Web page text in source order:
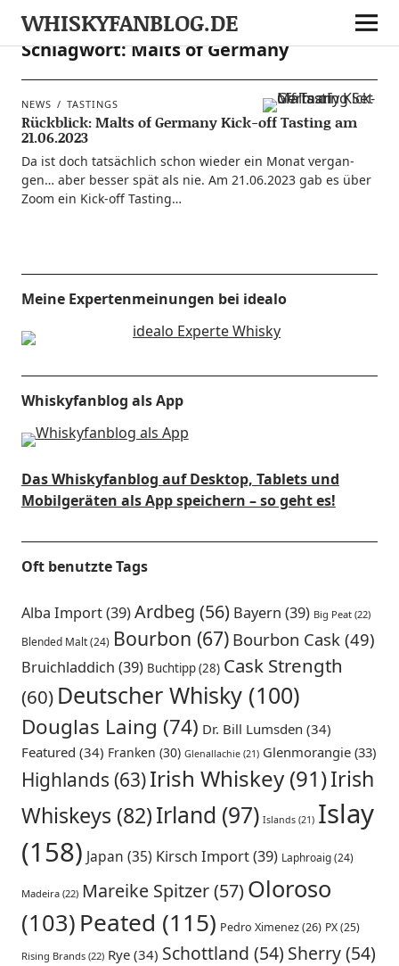
WHISKYFANBLOG.DE
Schlagwort:Malts of Germany
NEWS TASTINGS
Rückblick: Malts of Germany Kick-off Tasting am
21.06.2023
Da ist doch tat­säch­lich schon wie­der ein Monat ver­gan­
gen… aber bes­ser spät als nie. Am 21.06.2023 gab es über
Zoom ein Kick-off Tasting…
Meine Expertenmeinungen bei idealo
Whiskyfanblog als App
Das Whiskyfanblog auf Desktop, Tablets und
Mobilgeräten als App speichern – so geht es!
Oft benutzte Tags
Alba Import(39)Ardbeg (56) Bayern (39) Big Peat(22)
Blended Malt(24) Bourbon (67) Bourbon Cask(49)
Bruichladdich (39) Buchtipp(28) Cask Strength
(60) Deutscher Whisky(100)
Douglas Laing (74) Dr. Bill Lumsden (34)
Featured (34) Franken (30) Glenallachie(21) Glenmorangie(33)
Highlands (63)Irish Whiskey(91)Irish
Whiskeys (82)Irland (97) Islands(21) Islay
(158) Japan (35) Kirsch Import(39) Laphroaig(24)
Madeira(22) Mareike Spitzer(57)Oloroso
(103) Peated (115) Pedro Ximenez(26) PX(25)
Rising Brands(22) Rye(34) Schottland (54) Sherry(54)